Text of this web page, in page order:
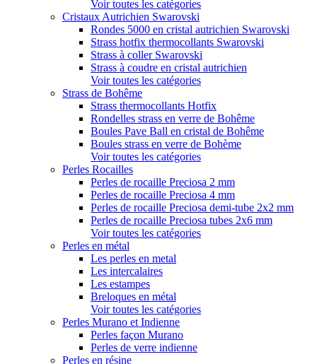
Voir toutes les catégories
Cristaux Autrichien Swarovski
Rondes 5000 en cristal autrichien Swarovski
Strass hotfix thermocollants Swarovski
Strass à coller Swarovski
Strass à coudre en cristal autrichien
Voir toutes les catégories
Strass de Bohême
Strass thermocollants Hotfix
Rondelles strass en verre de Bohême
Boules Pave Ball en cristal de Bohême
Boules strass en verre de Bohème
Voir toutes les catégories
Perles Rocailles
Perles de rocaille Preciosa 2 mm
Perles de rocaille Preciosa 4 mm
Perles de rocaille Preciosa demi-tube 2x2 mm
Perles de rocaille Preciosa tubes 2x6 mm
Voir toutes les catégories
Perles en métal
Les perles en metal
Les intercalaires
Les estampes
Breloques en métal
Voir toutes les catégories
Perles Murano et Indienne
Perles façon Murano
Perles de verre indienne
Perles en résine